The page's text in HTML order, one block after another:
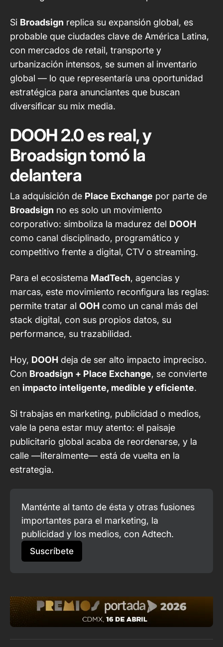
Si Broadsign replica su expansión global, es
probable que ciudades clave de América Latina,
con mercados de retail, transporte y
urbanización intensos, se sumen al inventario
global — lo que representaría una oportunidad
estratégica para anunciantes que buscan
diversificar su mix media.
DOOH 2.0 es real, y
Broadsign tomó la
delantera
La adquisición de Place Exchange por parte de
Broadsign no es solo un movimiento
corporativo: simboliza la madurez del DOOH
como canal disciplinado, programático y
competitivo frente a digital, CTV o streaming.
Para el ecosistema MadTech, agencias y
marcas, este movimiento reconfigura las reglas:
permite tratar al OOH como un canal más del
stack digital, con sus propios datos, su
performance, su trazabilidad.
Hoy, DOOH deja de ser alto impacto impreciso.
Con Broadsign + Place Exchange, se convierte
en impacto inteligente, medible y eficiente.
Si trabajas en marketing, publicidad o medios,
vale la pena estar muy atento: el paisaje
publicitario global acaba de reordenarse, y la
calle —literalmente— está de vuelta en la
estrategia.
Manténte al tanto de ésta y otras fusiones
importantes para el marketing, la
publicidad y los medios, con Adtech.
Suscríbete